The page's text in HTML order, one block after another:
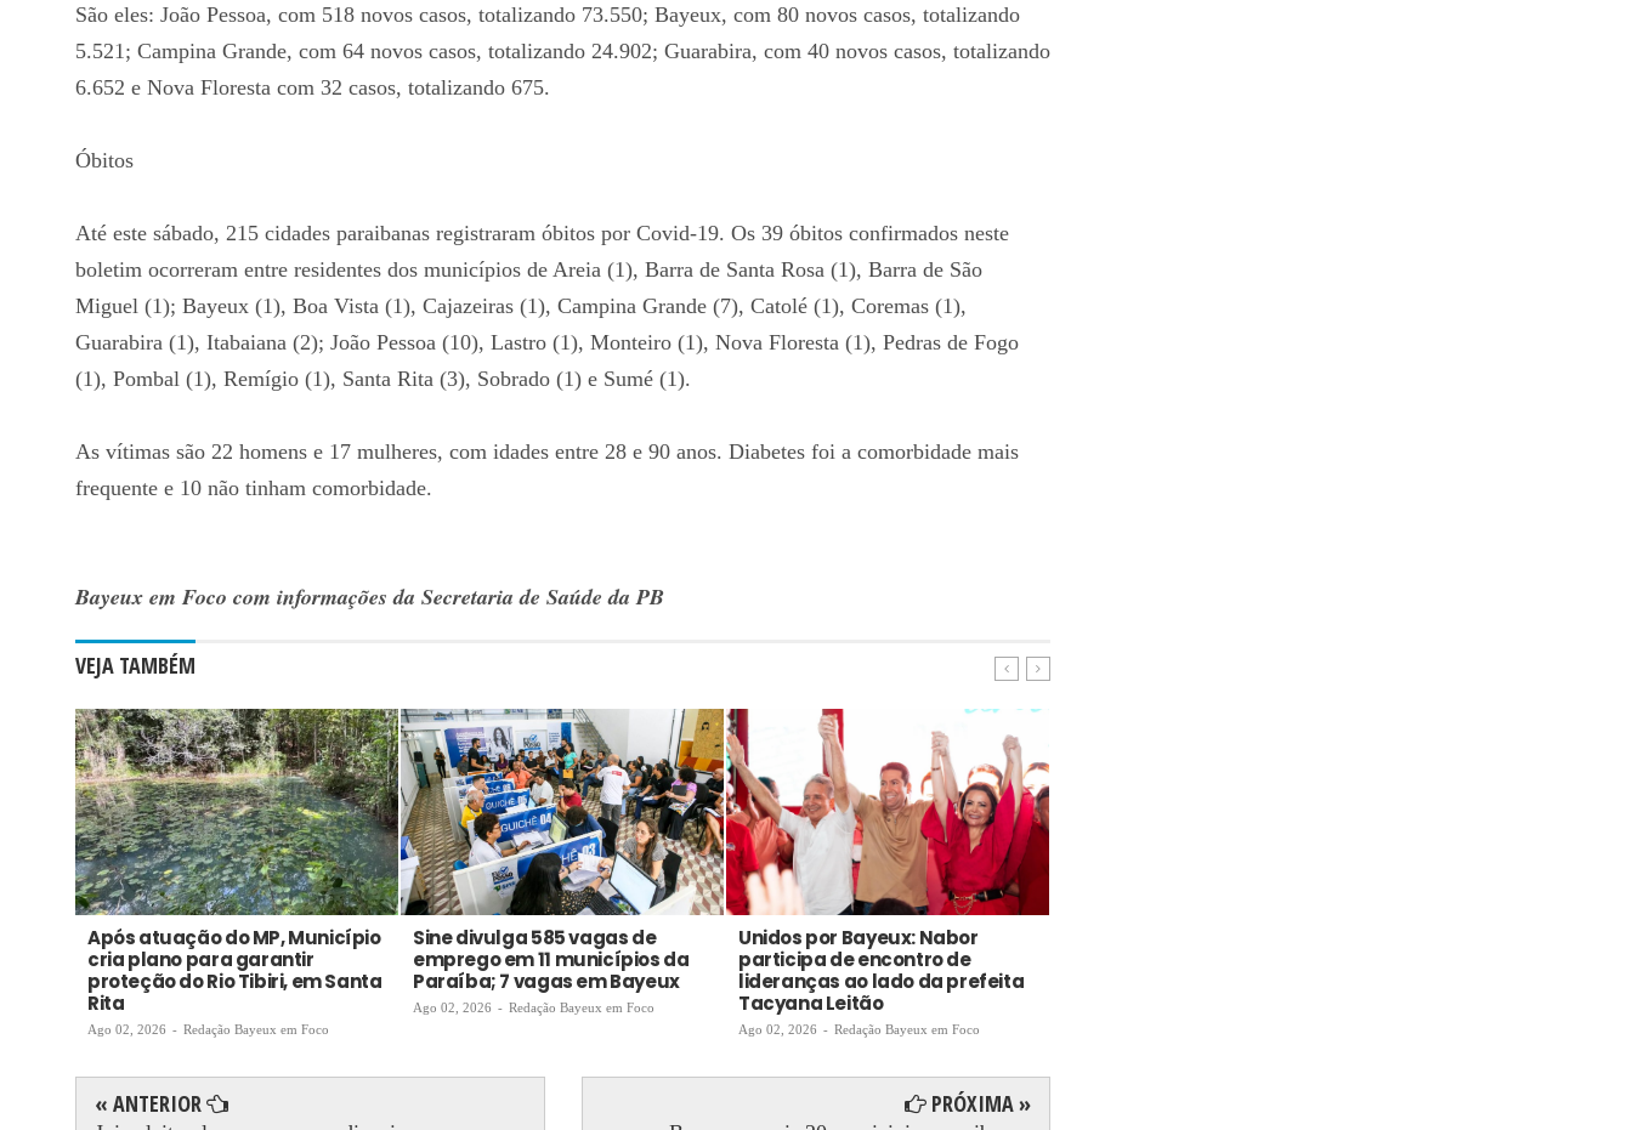
São eles: João Pessoa, com 518 novos casos, totalizando 73.550; Bayeux, com 80 novos casos, totalizando
5.521; Campina Grande, com 64 novos casos, totalizando 24.902; Guarabira, com 40 novos casos, totalizando
6.652 e Nova Floresta com 32 casos, totalizando 675.
Óbitos
Até este sábado, 215 cidades paraibanas registraram óbitos por Covid-19. Os 39 óbitos confirmados neste
boletim ocorreram entre residentes dos municípios de Areia (1), Barra de Santa Rosa (1), Barra de São
Miguel (1); Bayeux (1), Boa Vista (1), Cajazeiras (1), Campina Grande (7), Catolé (1), Coremas (1),
Guarabira (1), Itabaiana (2); João Pessoa (10), Lastro (1), Monteiro (1), Nova Floresta (1), Pedras de Fogo
(1), Pombal (1), Remígio (1), Santa Rita (3), Sobrado (1) e Sumé (1).
As vítimas são 22 homens e 17 mulheres, com idades entre 28 e 90 anos. Diabetes foi a comorbidade mais
frequente e 10 não tinham comorbidade.
Bayeux em Foco com informações da Secretaria de Saúde da PB
VEJA TAMBÉM
Após atuação do MP, Município
cria plano para garantir
proteção do Rio Tibiri, em Santa
Rita
Ago 02, 2026 - Redação Bayeux em Foco
Sine divulga 585 vagas de
emprego em 11 municípios da
Paraíba; 7 vagas em Bayeux
Ago 02, 2026 - Redação Bayeux em Foco
Unidos por Bayeux: Nabor
participa de encontro de
lideranças ao lado da prefeita
Tacyana Leitão
Ago 02, 2026 - Redação Bayeux em Foco
« ANTERIOR PRÓXIMA »